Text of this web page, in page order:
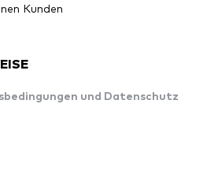
Kunden
und Datenschutz